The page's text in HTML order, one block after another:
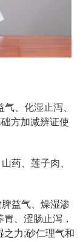
、化湿止泻、
方加减辨证使
药、莲子肉、
益气、燥湿渗
、涩肠止泻，
之力;砂仁理气和